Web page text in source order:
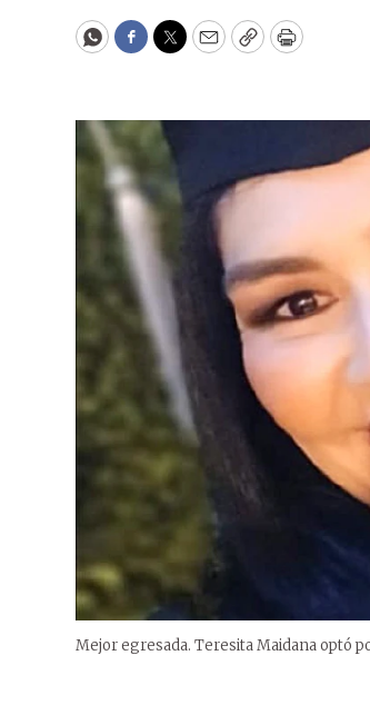
WhatsApp
Facebook
Twitter
EmailCopyPrint
Mejor egresada. Teresita Maidana optó